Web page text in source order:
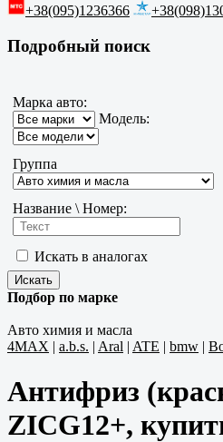
+38(095)1236366
Подробный поиск
Марка авто:
Модель:
Группа
Название \ Номер:
Искать в аналогах
Подбор по марке
Авто химия и масла
4MAX | a.b.s. | Aral | ATE | bmw |
Антифриз
ZICG12+,